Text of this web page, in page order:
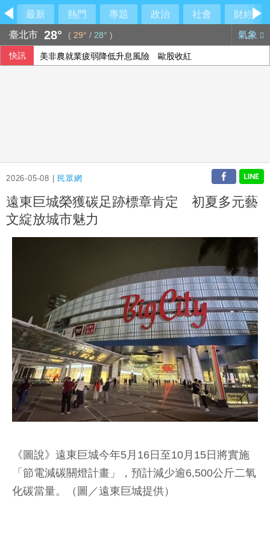
最新 熱門 專題 政治 社會
財經
臺北市 28° ( 29° / 28° ) 氣象
快訊 美非農就業疲弱降低升息風險 歐股收紅
2026-05-08 | 民眾網
遠東巨城榮獲碳足跡標章肯定 初夏多元藝
文綻放城市魅力
《圖說》遠東巨城今年5月16日至10月15日將實施
「節電減碳關燈計畫」，預計減少逾6,500公斤二氧
化碳當量。（圖／遠東巨城提供）